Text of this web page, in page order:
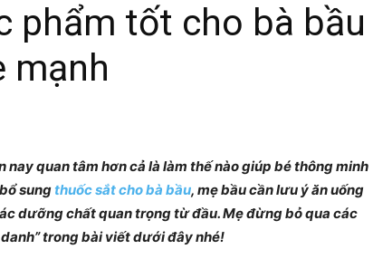
Chia
phẩm tốt cho bà bầu
mạnh
quan tâm hơn cả là làm thế nào giúp bé thông minh
sung thuốc sắt cho bà bầu, mẹ bầu cần lưu ý ăn uống
dưỡng chất quan trọng từ đầu. Mẹ đừng bỏ qua các
trong bài viết dưới đây nhé!